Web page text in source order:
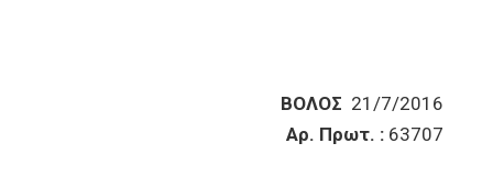
ΒΟΛΟΣ 21/7/2016
Αρ. Πρωτ. : 63707